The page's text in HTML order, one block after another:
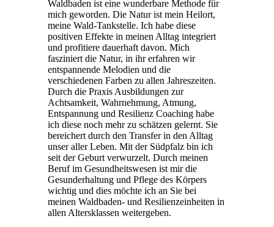
Waldbaden ist eine wunderbare Methode für
mich geworden. Die Natur ist mein Heilort,
meine Wald-Tankstelle. Ich habe diese
positiven Effekte in meinen Alltag integriert
und profitiere dauerhaft davon. Mich
fasziniert die Natur, in ihr erfahren wir
entspannende Melodien und die
verschiedenen Farben zu allen Jahreszeiten.
Durch die Praxis Ausbildungen zur
Achtsamkeit, Wahrnehmung, Atmung,
Entspannung und Resilienz Coaching habe
ich diese noch mehr zu schätzen gelernt. Sie
bereichert durch den Transfer in den Alltag
unser aller Leben. Mit der Südpfalz bin ich
seit der Geburt verwurzelt. Durch meinen
Beruf im Gesundheitswesen ist mir die
Gesunderhaltung und Pflege des Körpers
wichtig und dies möchte ich an Sie bei
meinen Waldbaden- und Resilienzeinheiten in
allen Altersklassen weitergeben.